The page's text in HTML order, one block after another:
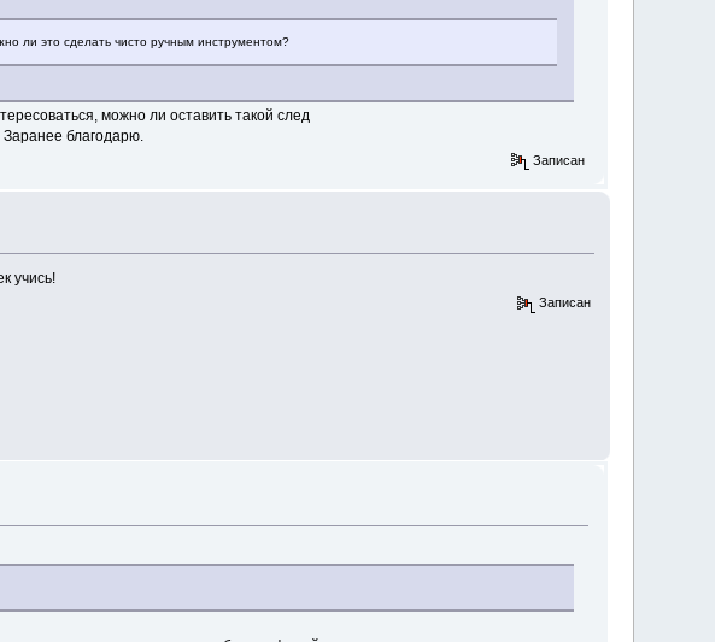
ли это сделать чисто ручным инструментом?
можно ли оставить такой след
благодарю.
Записан
учись!
Записан